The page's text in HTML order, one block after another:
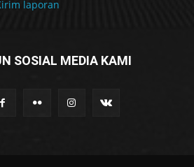
laporan
SOSIAL MEDIA KAMI